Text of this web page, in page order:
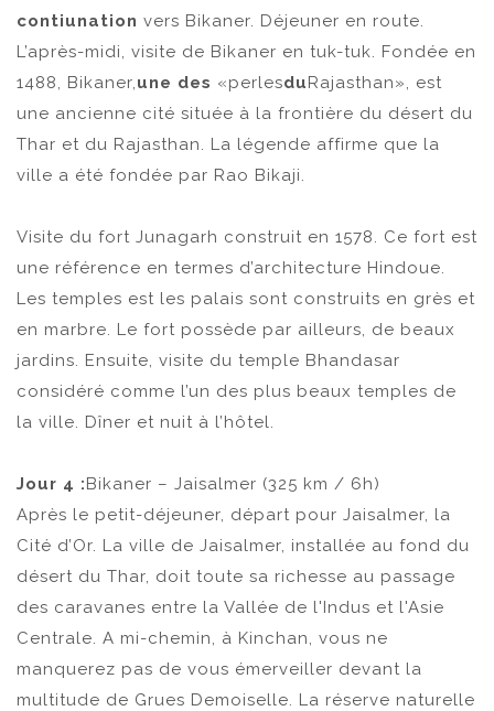
contiunation vers Bikaner. Déjeuner en route.
L’après-midi, visite de Bikaner en tuk-tuk. Fondée en
1488, Bikaner,une des «perlesduRajasthan», est
une ancienne cité située à la frontière du désert du
Thar et du Rajasthan. La légende affirme que la
ville a été fondée par Rao Bikaji.
Visite du fort Junagarh construit en 1578. Ce fort est
une référence en termes d’architecture Hindoue.
Les temples est les palais sont construits en grès et
en marbre. Le fort possède par ailleurs, de beaux
jardins. Ensuite, visite du temple Bhandasar
considéré comme l’un des plus beaux temples de
la ville. Dîner et nuit à l’hôtel.
Jour 4 :Bikaner – Jaisalmer (325 km / 6h)
Après le petit-déjeuner, départ pour Jaisalmer, la
Cité d’Or. La ville de Jaisalmer, installée au fond du
désert du Thar, doit toute sa richesse au passage
des caravanes entre la Vallée de l'Indus et l'Asie
Centrale. A mi-chemin, à Kinchan, vous ne
manquerez pas de vous émerveiller devant la
multitude de Grues Demoiselle. La réserve naturelle